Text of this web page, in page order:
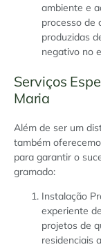
ambiente e
processo de
produzidas
negativo no
Serviços
Maria
Além de ser um
também
para garantir o
gramado:
Instalação
experiente
projetos de
residenciais